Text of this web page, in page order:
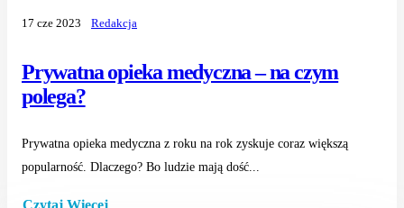
Prywatna opieka medyczna – na czym
polega?
17 cze 2023 Redakcja
Prywatna opieka medyczna z roku na rok zyskuje coraz większą
popularność. Dlaczego? Bo ludzie mają dość...